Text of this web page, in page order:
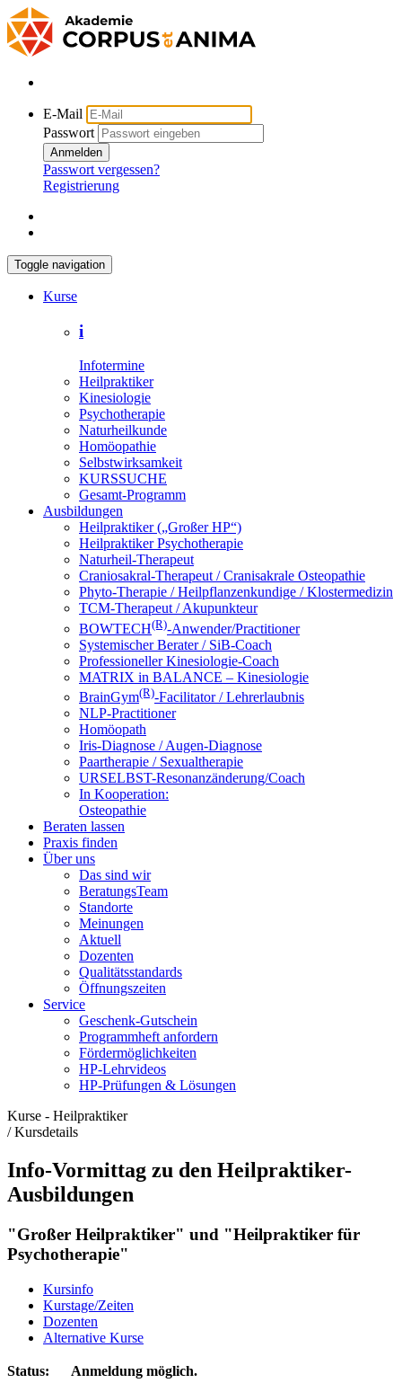
E-Mail
Passwort
Anmelden
Passwort vergessen?
Registrierung
Toggle navigation
Kurse
i
Infotermine
Heilpraktiker
Kinesiologie
Psychotherapie
Naturheilkunde
Homöopathie
Selbstwirksamkeit
KURSSUCHE
Gesamt-Programm
Ausbildungen
Heilpraktiker („Großer HP“)
Heilpraktiker Psychotherapie
Naturheil-Therapeut
Craniosakral-Therapeut / Cranisakrale Osteopathie
Phyto-Therapie / Heilpflanzenkundige / Klostermedizin
TCM-Therapeut / Akupunkteur
BOWTECH(R)-Anwender/Practitioner
Systemischer Berater / SiB-Coach
Professioneller Kinesiologie-Coach
MATRIX in BALANCE – Kinesiologie
BrainGym(R)-Facilitator / Lehrerlaubnis
NLP-Practitioner
Homöopath
Iris-Diagnose / Augen-Diagnose
Paartherapie / Sexualtherapie
URSELBST-Resonanzänderung/Coach
In Kooperation:
Osteopathie
Beraten lassen
Praxis finden
Über uns
Das sind wir
BeratungsTeam
Standorte
Meinungen
Aktuell
Dozenten
Qualitätsstandards
Öffnungszeiten
Service
Geschenk-Gutschein
Programmheft anfordern
Fördermöglichkeiten
HP-Lehrvideos
HP-Prüfungen & Lösungen
Kurse - Heilpraktiker
/Kursdetails
Info-Vormittag zu den Heilpraktiker-
Ausbildungen
"Großer Heilpraktiker" und "Heilpraktiker für
Psychotherapie"
Kursinfo
Kurstage/Zeiten
Dozenten
Alternative Kurse
Status:
Anmeldung möglich.